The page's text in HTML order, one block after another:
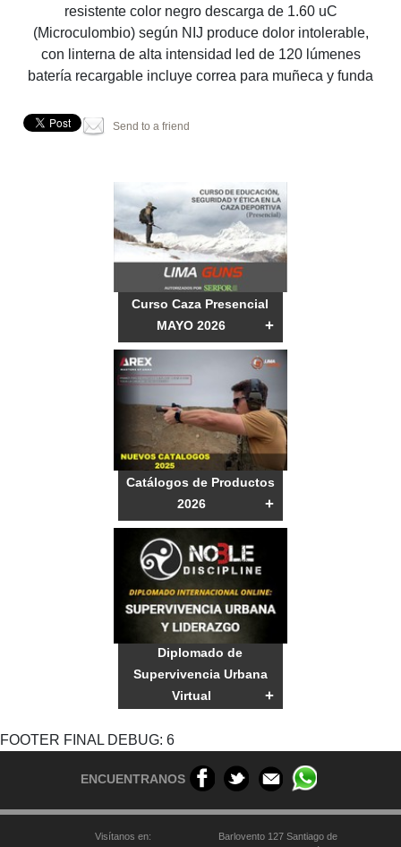
resistente color negro descarga de 1.60 uC
(Microculombio) según NIJ produce dolor intolerable,
con linterna de alta intensidad led de 120 lúmenes
batería recargable incluye correa para muñeca y funda
Send to a friend
Curso Caza Presencial
MAYO 2026
+
Catálogos de Productos
2026
+
Diplomado de
Supervivencia Urbana
Virtual
+
FOOTER FINAL DEBUG: 6
ENCUENTRANOS
Visítanos en:
Barlovento 127 Santiago de